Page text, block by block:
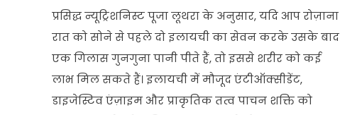
प्रसिद्ध न्यूट्रिशनिस्ट पूजा लूथरा के अनुसार, यदि आप रोज़ाना
रात को सोने से पहले दो इलायची का सेवन करके उसके बाद
एक गिलास गुनगुना पानी पीते हैं, तो इससे शरीर को कई
लाभ मिल सकते हैं। इलायची में मौजूद एंटीऑक्सीडेंट,
डाइजेस्टिव एंज़ाइम और प्राकृतिक तत्व पाचन शक्ति को